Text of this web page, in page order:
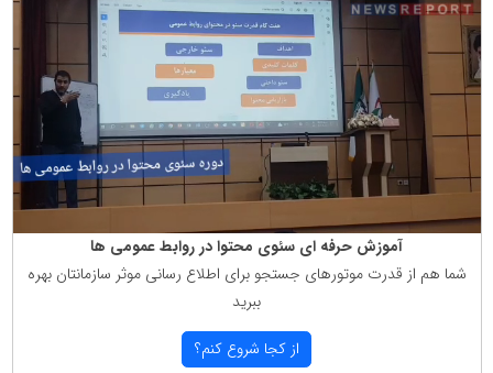
آموزش حرفه ای سئوی محتوا در روابط عمومی ها
شما هم از قدرت موتورهای جستجو برای اطلاع رسانی موثر سازمانتان بهره
ببرید
از كجا شروع كنم؟